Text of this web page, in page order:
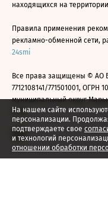
На нашем сайте
персонализации.
подтверждаете свое
и технологий
отношении обработки
находящихся на
Правила применения
рекламно-обменной сети,
24smi
Все права защищены © АО
7712108141/771501001, ОГРН
муниципальный округ
2026